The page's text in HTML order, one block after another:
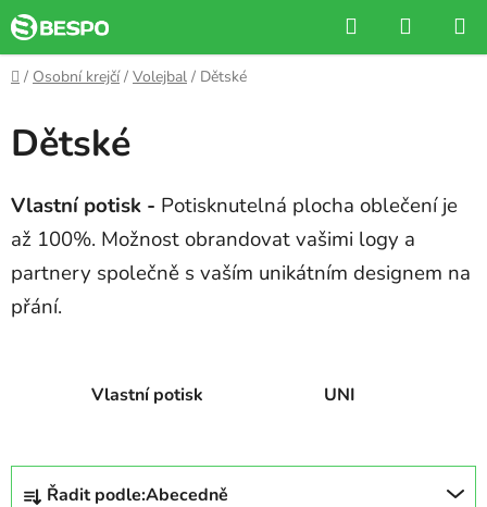
Přejít
na
obsah
Hledat
KOŠÍK
Domů
/ Osobní krejčí / Volejbal / Dětské
Dětské
Vlastní potisk - Potisknutelná plocha oblečení je
až 100%. Možnost obrandovat vašimi logy a
partnery společně s vaším unikátním designem na
přání.
Vlastní potisk UNI
Ř
Řadit podle:Abecedně